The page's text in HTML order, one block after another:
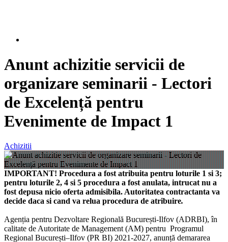
Anunt achizitie servicii de
organizare seminarii - Lectori
de Excelență pentru
Evenimente de Impact 1
Achizitii
IMPORTANT! Procedura a fost atribuita pentru loturile 1 si 3;
pentru loturile 2, 4 si 5 procedura a fost anulata, intrucat nu a
fost depusa nicio oferta admisibila. Autoritatea contractanta va
decide daca si cand va relua procedura de atribuire.
Agenția pentru Dezvoltare Regională București-Ilfov (ADRBI), în
calitate de Autoritate de Management (AM) pentru Programul
Regional București–Ilfov (PR BI) 2021-2027, anunță demararea